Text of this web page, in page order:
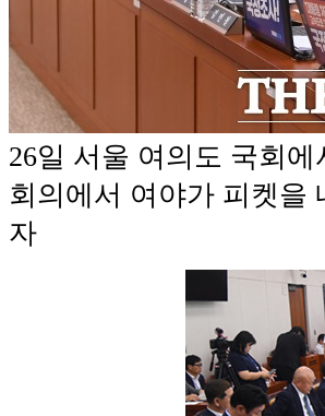
26일 서울 여의도 국회
회의에서 여야가 피켓을
자